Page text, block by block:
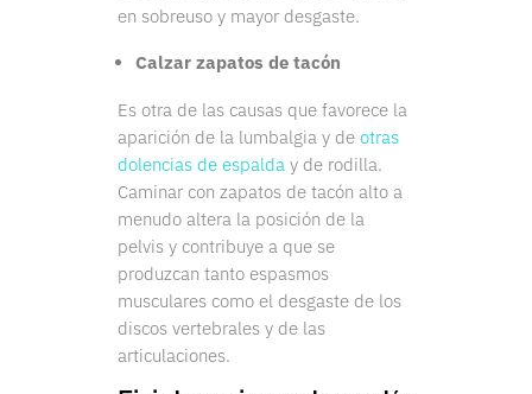
en sobreuso y mayor desgaste.
Calzar zapatos de tacón
Es otra de las causas que favorece la
aparición de la lumbalgia y de otras
dolencias de espalday de rodilla.
Caminar con zapatos de tacón alto a
menudo altera la posición de la
pelvis y contribuye a que se
produzcan tanto espasmos
musculares como el desgaste de los
discos vertebrales y de las
articulaciones.